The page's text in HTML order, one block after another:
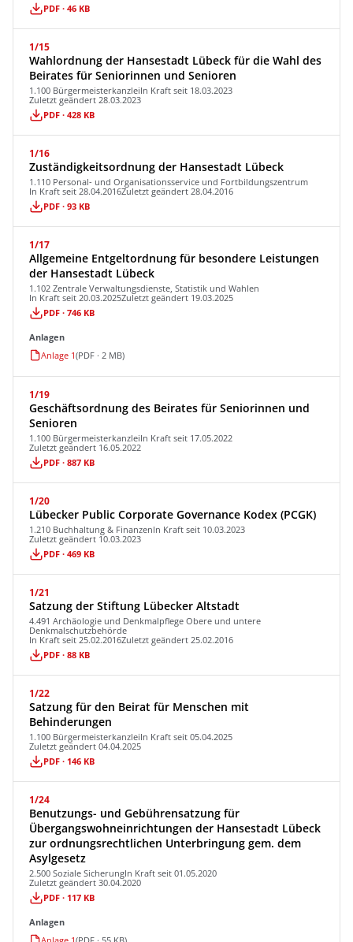
PDF · 46 KB
1/15
Wahlordnung der Hansestadt Lübeck für die Wahl des
Beirates für Seniorinnen und Senioren
1.100 BürgermeisterkanzleiIn Kraft seit 18.03.2023
Zuletzt geändert 28.03.2023
PDF · 428 KB
1/16
Zuständigkeitsordnung der Hansestadt Lübeck
1.110 Personal- und Organisationsservice und Fortbildungszentrum
In Kraft seit 28.04.2016Zuletzt geändert 28.04.2016
PDF · 93 KB
1/17
Allgemeine Entgeltordnung für besondere Leistungen
der Hansestadt Lübeck
1.102 Zentrale Verwaltungsdienste, Statistik und Wahlen
In Kraft seit 20.03.2025Zuletzt geändert 19.03.2025
PDF · 746 KB
Anlagen
Anlage 1(PDF · 2 MB)
1/19
Geschäftsordnung des Beirates für Seniorinnen und
Senioren
1.100 BürgermeisterkanzleiIn Kraft seit 17.05.2022
Zuletzt geändert 16.05.2022
PDF · 887 KB
1/20
Lübecker Public Corporate Governance Kodex (PCGK)
1.210 Buchhaltung & FinanzenIn Kraft seit 10.03.2023
Zuletzt geändert 10.03.2023
PDF · 469 KB
1/21
Satzung der Stiftung Lübecker Altstadt
4.491 Archäologie und Denkmalpflege Obere und untere
Denkmalschutzbehörde
In Kraft seit 25.02.2016Zuletzt geändert 25.02.2016
PDF · 88 KB
1/22
Satzung für den Beirat für Menschen mit
Behinderungen
1.100 BürgermeisterkanzleiIn Kraft seit 05.04.2025
Zuletzt geändert 04.04.2025
PDF · 146 KB
1/24
Benutzungs- und Gebührensatzung für
Übergangswohneinrichtungen der Hansestadt Lübeck
zur ordnungsrechtlichen Unterbringung gem. dem
Asylgesetz
2.500 Soziale SicherungIn Kraft seit 01.05.2020
Zuletzt geändert 30.04.2020
PDF · 117 KB
Anlagen